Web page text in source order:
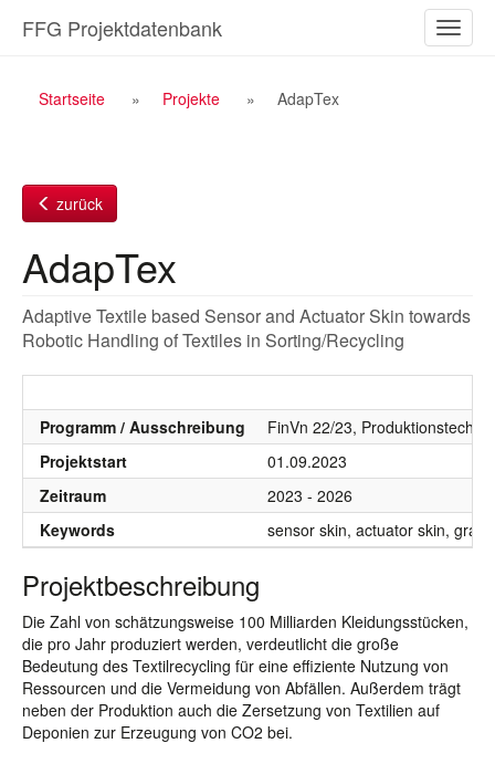
Inhalt
ein-/
FFG Projektdatenbank
Breadcrumb
Startseite Projekte AdapTex
zurück
AdapTex
Adaptive Textile based Sensor and Actuator Skin towards
Robotic Handling of Textiles in Sorting/Recycling
Programm / Ausschreibung
FinVn 22/23,
Projektstart
01.09.2023
Zeitraum
2023 - 2026
Keywords
sensor skin, actuator skin,
Projektbeschreibung
Die Zahl von schätzungsweise 100 Milliarden Kleidungsstücken,
die pro Jahr produziert werden, verdeutlicht die große
Bedeutung des Textilrecycling für eine effiziente Nutzung von
Ressourcen und die Vermeidung von Abfällen. Außerdem trägt
neben der Produktion auch die Zersetzung von Textilien auf
Deponien zur Erzeugung von CO2 bei.